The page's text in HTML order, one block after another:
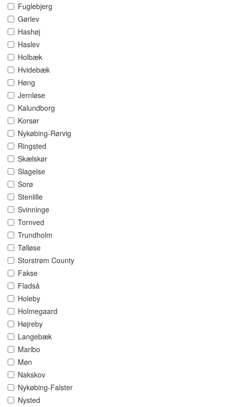
Fuglebjerg
Gørlev
Hashøj
Haslev
Holbæk
Hvidebæk
Høng
Jernløse
Kalundborg
Korsør
Nykøbing-Rørvig
Ringsted
Skælskør
Slagelse
Sorø
Stenlille
Svinninge
Tornved
Trundholm
Tølløse
Storstrøm County
Fakse
Fladså
Holeby
Holmegaard
Højreby
Langebæk
Maribo
Møn
Nakskov
Nykøbing-Falster
Nysted